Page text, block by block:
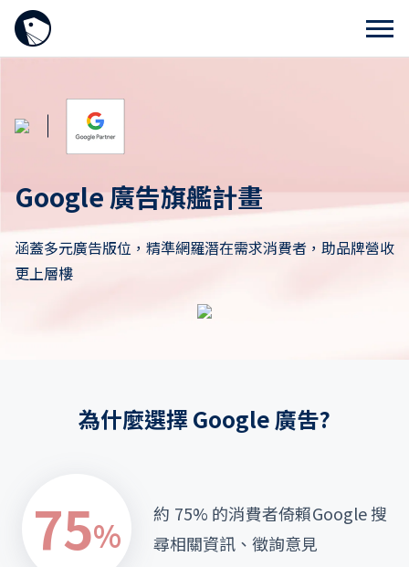
Google 廣告旗艦計畫
涵蓋多元廣告版位，精準網羅潛在需求消費者， 助品牌營收
更上層樓
為什麼選擇 Google 廣吿?
75%
約 75% 的消費者倚賴Google 搜
尋相關資訊、徵詢意見